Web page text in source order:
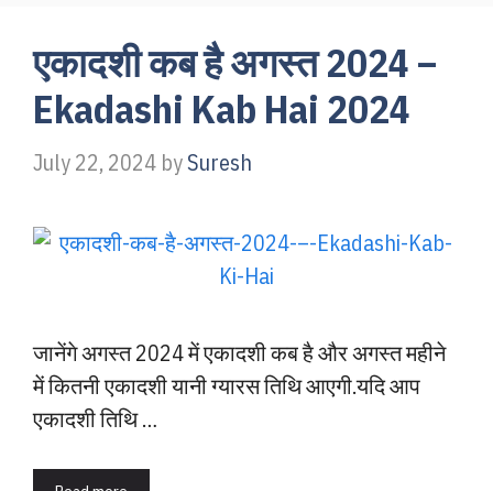
एकादशी कब है अगस्त 2024 –
Ekadashi Kab Hai 2024
July 22, 2024 bySuresh
जानेंगे अगस्त 2024 में एकादशी कब है और अगस्त महीने
में कितनी एकादशी यानी ग्यारस तिथि आएगी.यदि आप
एकादशी तिथि …